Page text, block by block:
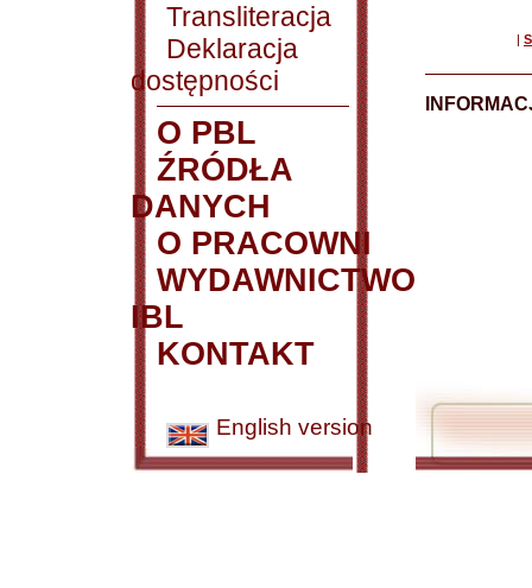
Transliteracja
Deklaracja
dostępności
O PBL
ŹRÓDŁA
DANYCH
O PRACOWNI
WYDAWNICTWO
IBL
KONTAKT
English version
|